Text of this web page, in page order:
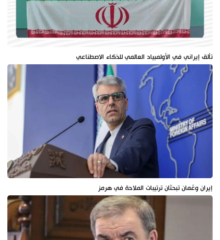
تألق إيراني في الأولمبياد العالمي للذكاء الاصطناعي
إيران وعُمان تبحثان ترتيبات الملاحة في هرمز